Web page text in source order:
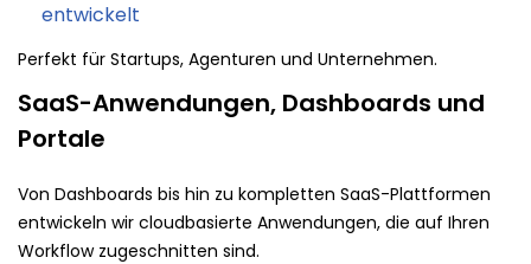
entwickelt
Perfekt für Startups, Agenturen und Unternehmen.
SaaS-Anwendungen, Dashboards und
Portale
Von Dashboards bis hin zu kompletten SaaS-Plattformen
entwickeln wir cloudbasierte Anwendungen, die auf Ihren
Workflow zugeschnitten sind.